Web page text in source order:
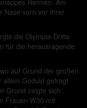
Rennen. Am
Nase vorn vor Ihrer
die Olympia-Dritte
für die herausragende
auf Grund der großen
allem Geduld gefragt
Grund zeigte sich
Frauen W30 mit